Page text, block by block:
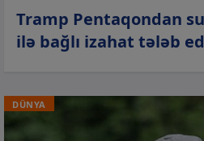
Tramp Pentaqondan
ilə bağlı izahat tələb
DÜNYA